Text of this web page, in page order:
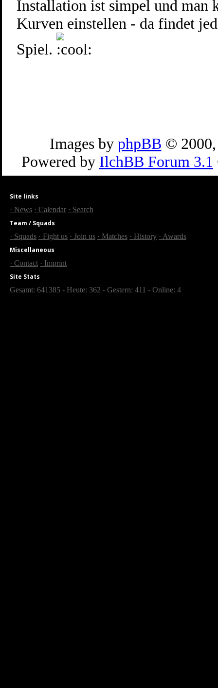
Installation ist simpel und man
Kurven einstellen - da findet
Spiel.
Images by phpBB © 2000,
Powered by IlchBB Forum 3.1
Site links
· News · Calendar · Search
Team / Squads
· Squads · Fight us · Join us · Matches · History · Awards
Miscellaneous
· Contact · Imprint
Site Stats
Gesamt: 641385 - Heute: 362 - Gestern: 411 - Online: 4